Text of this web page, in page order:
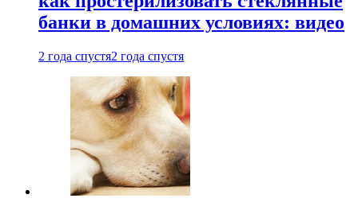
банки в домашних условиях: видео
2 года спустя2 года спустя